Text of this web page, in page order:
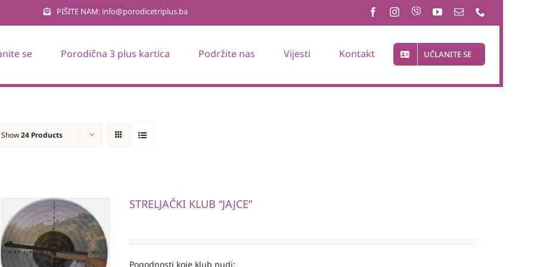
PIŠITE NAM: info@porodicetriplus.ba
se Porodična 3 plus kartica Podržite nas Vijesti Kontakt UČLANITE SE
Show24 Products
STRELJAČKI KLUB “JAJCE”
Pogodnosti koje klub nudi: